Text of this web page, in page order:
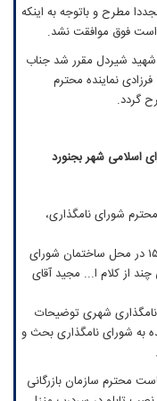
مطرح و باتوجه به اینکه
فوق موافقت نشد.
شهید شیردل مقرر شد جناب
نماینده محترم
گردد.
مورخه ۱۴/۲/۸۹ از اعضای محترم شورای نامگذاری،
راس ساعت ۱۰ صبح روز پنج شنبه مورخه ۱۵/۲/۸۹ در محل ساختمان شورای
از کلام ا... مجید آقای
شهری توضیحات
به شورای نامگذاری بحث و
شماره ۳۰۵۸/۱۰۲/۱۴۰ مورخ ۸/۱۲/۸۸ ریاست محترم سازمان بازرگانی